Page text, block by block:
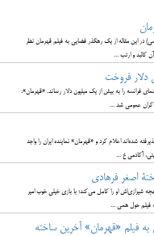
در این مقاله از یک رهگذر فضایی به فیلم قهرمان نظر
کالبد و ارتب ...
دلار فروخت
فرانسه را به بیش از یک میلیون دلار رساند. «قهرمان»،
اسامی فیلم‌هایی را که برای رقابت در بخش بین‌المللی ۲۰۲۲ پذیرفته شده‌اند اعلام کرد و «قهرمان» نماینده ایران را واجد
آکادمی ع ...
اصغر فرهادی
شیرازی‌اش او را کامل می‌کند؛ با بازی خیلی خوب امیر
فیلم حول همی ...
فیلم «قهرمان» آخرین ساخته